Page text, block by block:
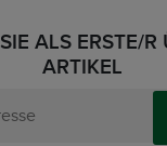
ALS ERSTE/R
ARTIKEL